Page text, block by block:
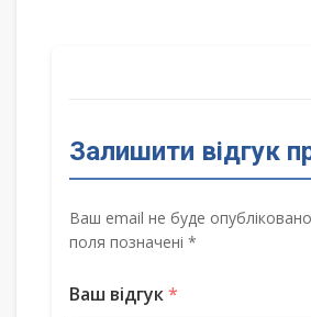
Залишити відгук
Ваш email не буде
поля позначені *
Ваш відгук*